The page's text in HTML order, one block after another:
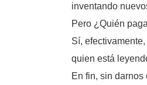
inventando
Pero ¿Quién
Sí,
quien está
En fin, sin